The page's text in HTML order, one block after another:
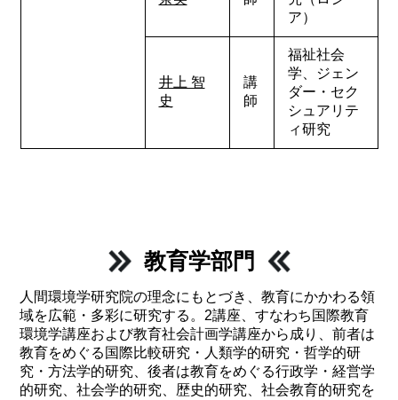
ア）
井上 智
史
講
師
福祉社会
学、ジェン
ダー・セク
シュアリテ
ィ研究
教育学部門
人間環境学研究院の理念にもとづき、教育にかかわる領
域を広範・多彩に研究する。2講座、すなわち国際教育
環境学講座および教育社会計画学講座から成り、前者は
教育をめぐる国際比較研究・人類学的研究・哲学的研
究・方法学的研究、後者は教育をめぐる行政学・経営学
的研究、社会学的研究、歴史的研究、社会教育的研究を